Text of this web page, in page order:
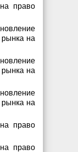
право
на
на
на
право
право